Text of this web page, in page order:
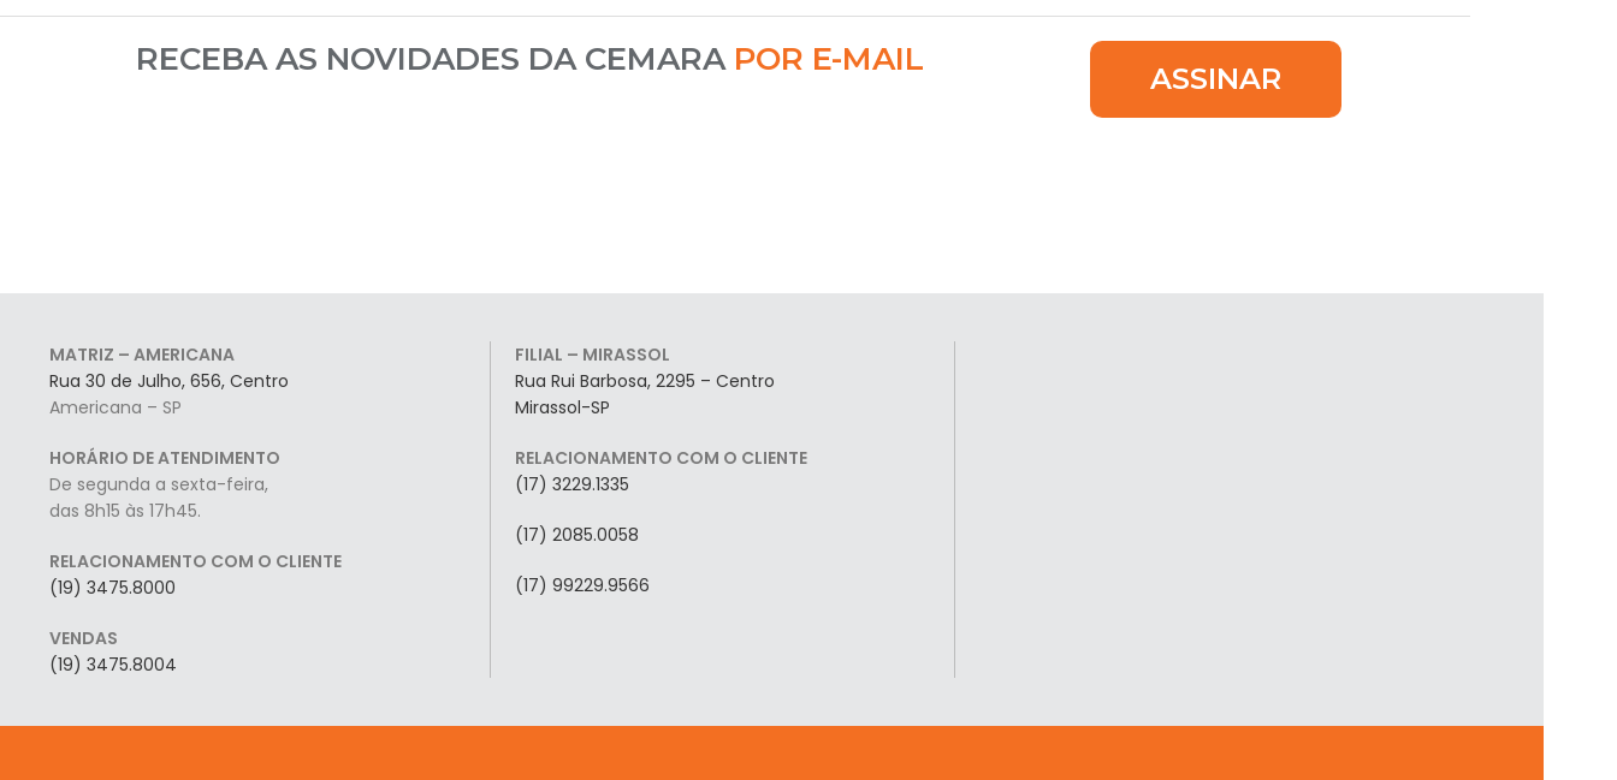
RECEBA AS NOVIDADES DA CEMARA POR E-MAIL
ASSINAR
MATRIZ – AMERICANA
Rua 30 de Julho, 656, Centro
Americana – SP
HORÁRIO DE ATENDIMENTO
De segunda a sexta-feira,
das 8h15 às 17h45.
RELACIONAMENTO COM O CLIENTE
(19) 3475.8000
VENDAS
(19) 3475.8004
FILIAL – MIRASSOL
Rua Rui Barbosa, 2295 – Centro
Mirassol-SP
RELACIONAMENTO COM O CLIENTE
(17) 3229.1335
(17) 2085.0058
(17) 99229.9566